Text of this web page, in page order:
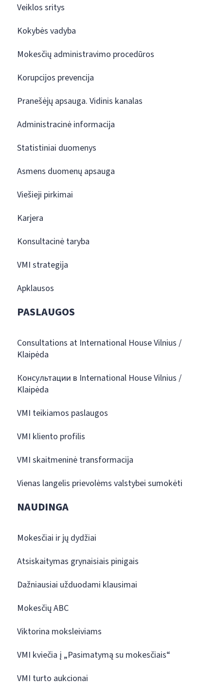
Veiklos sritys
Kokybės vadyba
Mokesčių administravimo procedūros
Korupcijos prevencija
Pranešėjų apsauga. Vidinis kanalas
Administracinė informacija
Statistiniai duomenys
Asmens duomenų apsauga
Viešieji pirkimai
Karjera
Konsultacinė taryba
VMI strategija
Apklausos
PASLAUGOS
Consultations at International House Vilnius /
Klaipėda
Консультации в International House Vilnius /
Klaipėda
VMI teikiamos paslaugos
VMI kliento profilis
VMI skaitmeninė transformacija
Vienas langelis prievolėms valstybei sumokėti
NAUDINGA
Mokesčiai ir jų dydžiai
Atsiskaitymas grynaisiais pinigais
Dažniausiai užduodami klausimai
Mokesčių ABC
Viktorina moksleiviams
VMI kviečia į „Pasimatymą su mokesčiais“
VMI turto aukcionai